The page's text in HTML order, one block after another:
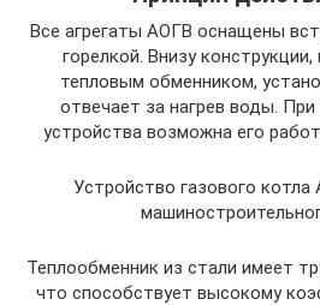
Все агрегаты АОГВ оснащены
горелкой. Внизу
тепловым обменником,
отвечает за нагрев воды.
устройства возможна его
Устройство газового
Теплообменник из стали имеет
что способствует высокому